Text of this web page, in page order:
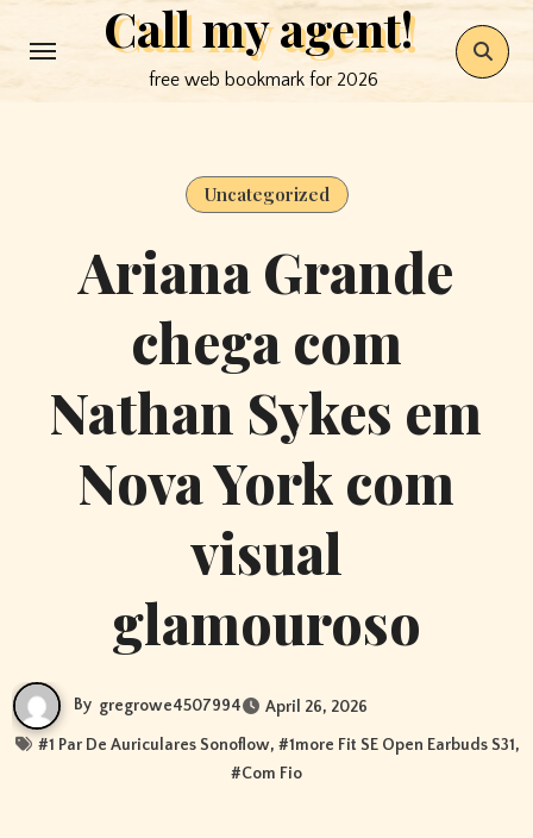
to
Call my agent!
free web bookmark for 2026
Uncategorized
Ariana Grande
chega com
Nathan Sykes em
Nova York com
visual
glamouroso
By gregrowe4507994 April 26, 2026
#1 Par De Auriculares Sonoflow, #1more Fit SE Open Earbuds S31,
#Com Fio